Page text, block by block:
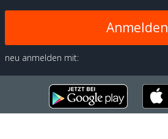
Anmelden
neu anmelden mit: